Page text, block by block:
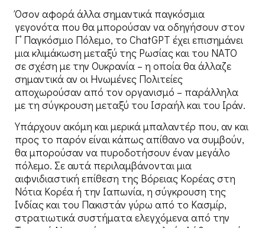
Όσον αφορά άλλα σημαντικά παγκόσμια
γεγονότα που θα μπορούσαν να οδηγήσουν στον
Γ’ Παγκόσμιο Πόλεμο, το ChatGPT έχει επισημάνει
μια κλιμάκωση μεταξύ της Ρωσίας και του ΝΑΤΟ
σε σχέση με την Ουκρανία – η οποία θα άλλαζε
σημαντικά αν οι Ηνωμένες Πολιτείες
αποχωρούσαν από τον οργανισμό – παράλληλα
με τη σύγκρουση μεταξύ του Ισραήλ και του Ιράν.
Υπάρχουν ακόμη και μερικά μπαλαντέρ που, αν και
προς το παρόν είναι κάπως απίθανο να συμβούν,
θα μπορούσαν να πυροδοτήσουν έναν μεγάλο
πόλεμο. Σε αυτά περιλαμβάνονται μια
αιφνιδιαστική επίθεση της Βόρειας Κορέας στη
Νότια Κορέα ή την Ιαπωνία, η σύγκρουση της
Ινδίας και του Πακιστάν γύρω από το Κασμίρ,
στρατιωτικά συστήματα ελεγχόμενα από την